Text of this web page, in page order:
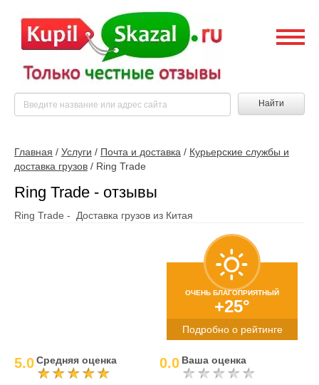
Найти
Главная / Услуги / Почта и доставка / Курьерские службы и
доставка грузов / Ring Trade
Ring Trade - отзывы
Ring Trade - Доставка грузов из Китая
ОЧЕНЬ БЛАГОПРИЯТНЫЙ
+25°
Подробно о рейтинге
5.0Средняя оценка 0.0 Ваша оценка